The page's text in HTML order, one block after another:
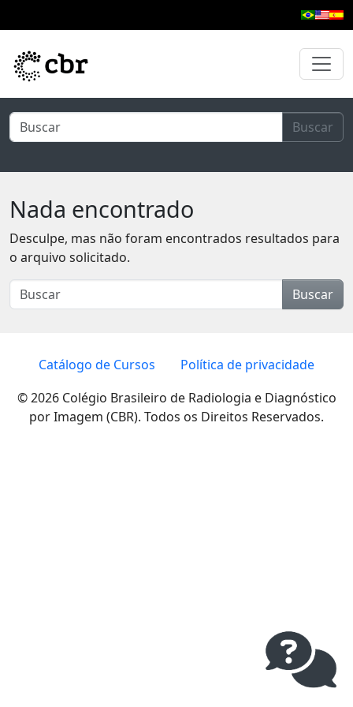
Buscar
Nada encontrado
Desculpe, mas não foram encontrados resultados para
o arquivo solicitado.
Buscar
Catálogo de Cursos
Política de privacidade
© 2026 Colégio Brasileiro de Radiologia e Diagnóstico
por Imagem (CBR). Todos os Direitos Reservados.